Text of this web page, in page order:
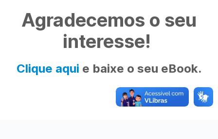
Agradecemos o seu
interesse!
Clique aqui e baixe o seu eBook.